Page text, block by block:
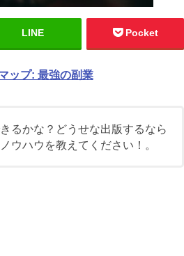
LINE Pocket
ップ: 最強の副業
るかな？どうせな出版するなら
ウハウを教えてください！。